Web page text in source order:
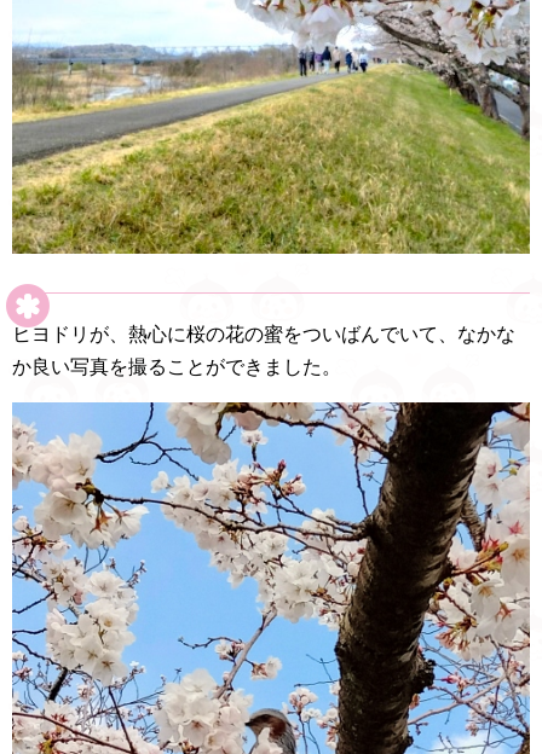
ヒヨドリが、熱心に桜の花の蜜をついばんでいて、なかな
か良い写真を撮ることができました。